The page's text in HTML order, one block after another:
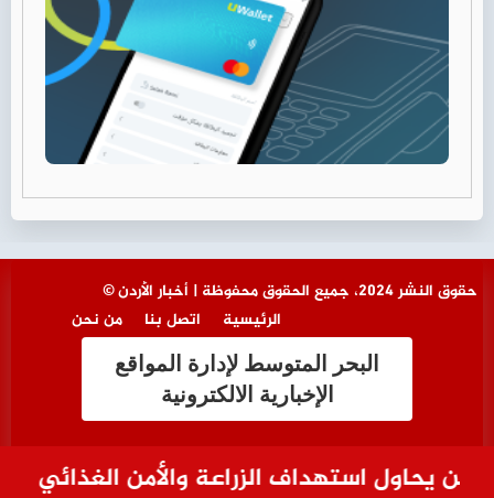
يحاول استهداف الزراعة والأمن الغذائي في
© حقوق النشر 2024، جميع الحقوق محفوظة | أخبار الأردن
من نحن
اتصل بنا الرئيسية
البحر المتوسط لإدارة المواقع
الإخبارية الالكترونية